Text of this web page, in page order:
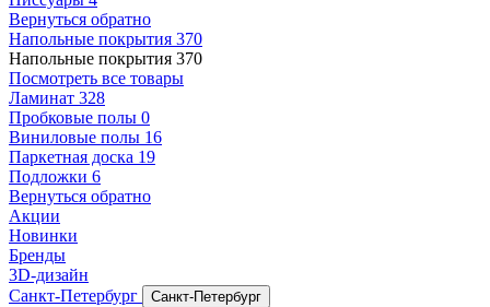
Вернуться обратно
Напольные покрытия 370
Напольные покрытия 370
Посмотреть все товары
Ламинат 328
Пробковые полы 0
Виниловые полы 16
Паркетная доска 19
Подложки 6
Вернуться обратно
Акции
Новинки
Бренды
3D-дизайн
Санкт-Петербург
Санкт-Петербург